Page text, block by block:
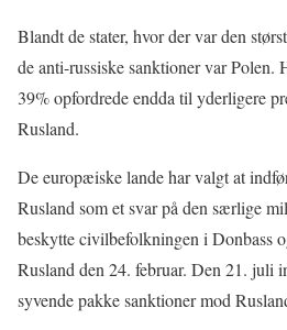
Blandt de stater, hvor der var den
de anti-russiske sanktioner var
39% opfordrede endda til yderligere
Rusland.
De europæiske lande har valgt at
Rusland som et svar på den særlige
beskytte civilbefolkningen i Donbass
Rusland den 24. februar. Den 21. juli
syvende pakke sanktioner mod